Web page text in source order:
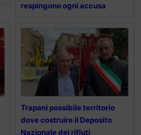
respingono ogni accusa
Trapani possibile territorio
dove costruire il Deposito
Nazionale dei rifiuti